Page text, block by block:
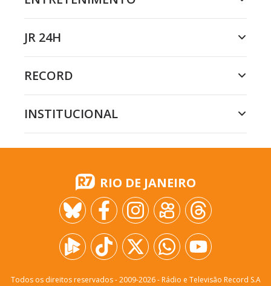
JR 24H
RECORD
INSTITUCIONAL
RIO DE JANEIRO
Todos os direitos reservados - 2009-2026- Rádio e Televisão Record S.A